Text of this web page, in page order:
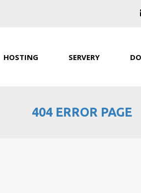
HOSTING SERVERY
404 ERROR PAGE